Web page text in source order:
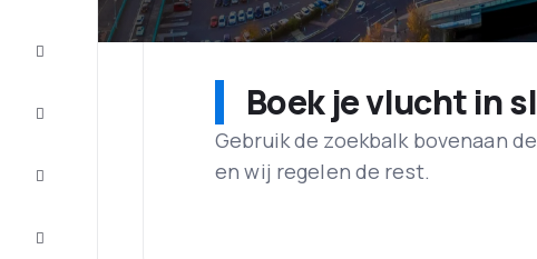
Boek je vlucht in
Gebruik de zoekbalk bovenaan
en wij regelen de rest.